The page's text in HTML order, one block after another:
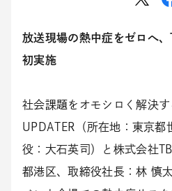
放送現場の熱中症をゼロへ
初実施
社会課題をオモシロく解決
UPDATER（所在地：東京都
役：大石英司）と株式会社
都港区、取締役社長：林 慎